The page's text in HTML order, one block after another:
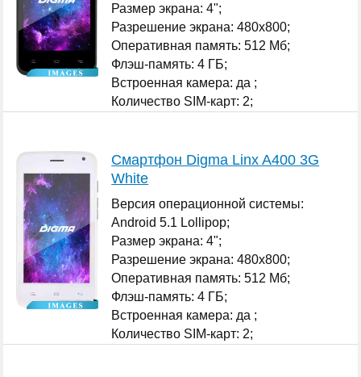
Размер экрана: 4";
Разрешение экрана: 480x800;
Оперативная память: 512 Мб;
Флэш-память: 4 ГБ;
Встроенная камера: да ;
Количество SIM-карт: 2;
Смартфон Digma Linx A400 3G
White
Версия операционной системы:
Android 5.1 Lollipop;
Размер экрана: 4";
Разрешение экрана: 480x800;
Оперативная память: 512 Мб;
Флэш-память: 4 ГБ;
Встроенная камера: да ;
Количество SIM-карт: 2;